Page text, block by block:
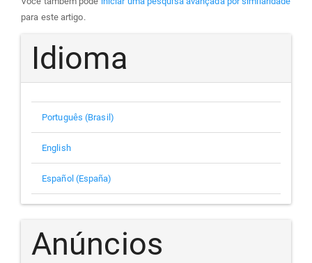
para este artigo.
Idioma
Português (Brasil)
English
Español (España)
Anúncios